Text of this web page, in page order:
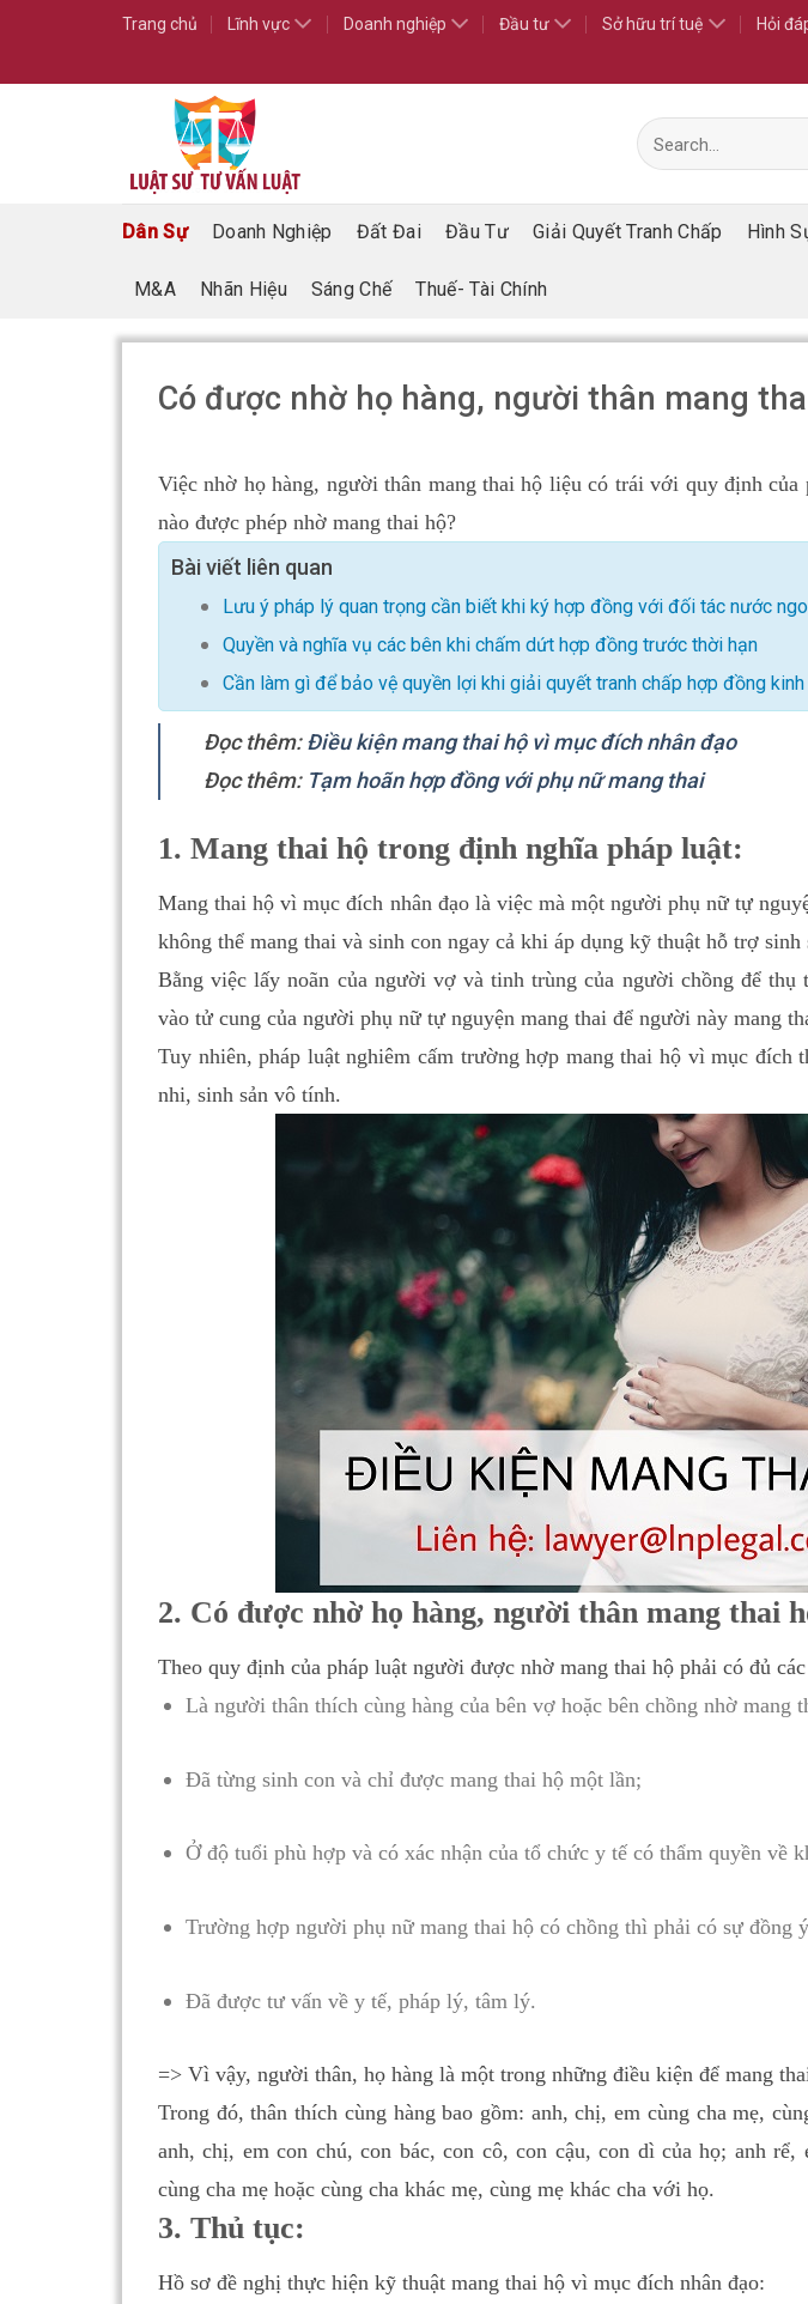
Trang chủ Lĩnh vực Doanh nghiệp Đầu tư Sở hữu trí tuệ Hỏi
Dân Sự Doanh Nghiệp Đất Đai Đầu Tư Giải Quyết Tranh Chấp Hình
M&A Nhãn Hiệu Sáng Chế Thuế- Tài Chính
Có được nhờ họ hàng, người thân mang
Việc nhờ họ hàng, người thân mang thai hộ liệu có trái với quy định của
nào được phép nhờ mang thai hộ?
Bài viết liên quan
Lưu ý pháp lý quan trọng cần biết khi ký hợp đồng với đối tác nước
Quyền và nghĩa vụ các bên khi chấm dứt hợp đồng trước thời hạn
Cần làm gì để bảo vệ quyền lợi khi giải quyết tranh chấp hợp đồng
Đọc thêm:Điều kiện mang thai hộ vì mục đích nhân đạo
Đọc thêm:Tạm hoãn hợp đồng với phụ nữ mang thai
1. Mang thai hộ trong định nghĩa pháp luật:
Mang thai hộ vì mục đích nhân đạo là việc mà một người phụ nữ tự
không thể mang thai và sinh con ngay cả khi áp dụng kỹ thuật hỗ trợ sinh
Bằng việc lấy noãn của người vợ và tinh trùng của người chồng để thụ
vào tử cung của người phụ nữ tự nguyện mang thai để người này mang
Tuy nhiên, pháp luật nghiêm cấm trường hợp mang thai hộ vì mục
nhi, sinh sản vô tính.
2. Có được nhờ họ hàng, người thân mang thai
Theo quy định của pháp luật người được nhờ mang thai hộ phải có đủ
Là người thân thích cùng hàng của bên vợ hoặc bên chồng nhờ mang
Đã từng sinh con và chỉ được mang thai hộ một lần;
Ở độ tuổi phù hợp và có xác nhận của tổ chức y tế có thẩm quyền về
Trường hợp người phụ nữ mang thai hộ có chồng thì phải có sự đồng
Đã được tư vấn về y tế, pháp lý, tâm lý.
=> Vì vậy, người thân, họ hàng là một trong những điều kiện để mang
Trong đó, thân thích cùng hàng bao gồm: anh, chị, em cùng cha mẹ,
anh, chị, em con chú, con bác, con cô, con cậu, con dì của họ; anh
cùng cha mẹ hoặc cùng cha khác mẹ, cùng mẹ khác cha với họ.
3. Thủ tục:
Hồ sơ đề nghị thực hiện kỹ thuật mang thai hộ vì mục đích nhân đạo: